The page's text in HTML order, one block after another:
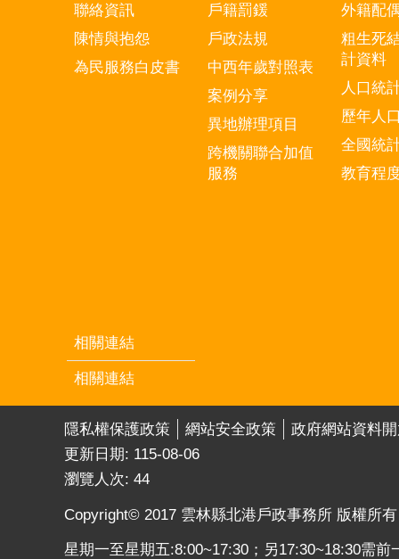
聯絡資訊
陳情與抱怨
為民服務白皮書
戶籍罰鍰
戶政法規
中西年歲對照表
案例分享
異地辦理項目
跨機關聯合加值
服務
外籍配
粗生死
計資料
人口統
歷年人
全國統
教育程
相關連結
相關連結
隱私權保護政策 網站安全政策
政府網站資料
更新日期: 115-08-06
瀏覽人次: 44
Copyright© 2017 雲林縣北港戶政事務所 版權所
星期一至星期五:8:00~17:30；另17:30~18:30需